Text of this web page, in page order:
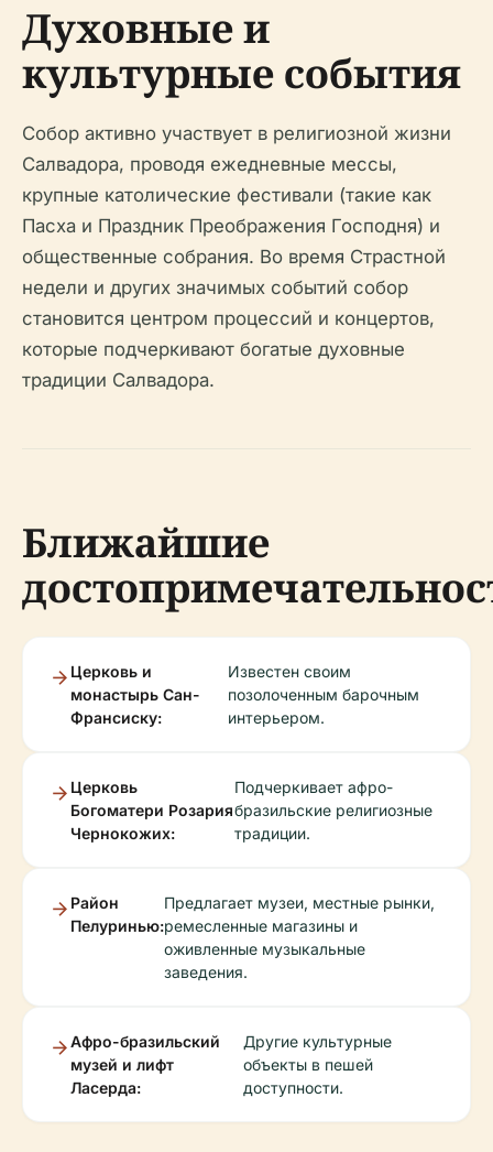
Духовные и
культурные события
Собор активно участвует в религиозной жизни
Салвадора, проводя ежедневные мессы,
крупные католические фестивали (такие как
Пасха и Праздник Преображения Господня) и
общественные собрания. Во время Страстной
недели и других значимых событий собор
становится центром процессий и концертов,
которые подчеркивают богатые духовные
традиции Салвадора.
Ближайшие
Церковь и
монастырь Сан-
Франсиску:
Известен своим
позолоченным барочным
интерьером.
Церковь
Богоматери Розария
Чернокожих:
Подчеркивает афро-
бразильские религиозные
традиции.
Район
Пелуринью:
Предлагает музеи, местные рынки,
ремесленные магазины и
оживленные музыкальные
заведения.
Афро-бразильский
музей и лифт
Ласерда:
Другие культурные
объекты в пешей
доступности.